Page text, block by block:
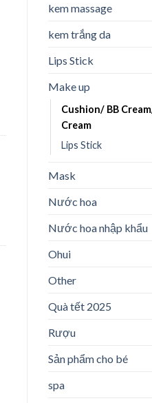
kem massage
kem trắng da
Lips Stick
Make up
Cushion/ BB
Cream
Lips Stick
Mask
Nước hoa
Nước hoa nhập khẩu
Ohui
Other
Quà tết 2025
Rượu
Sản phẩm cho bé
spa